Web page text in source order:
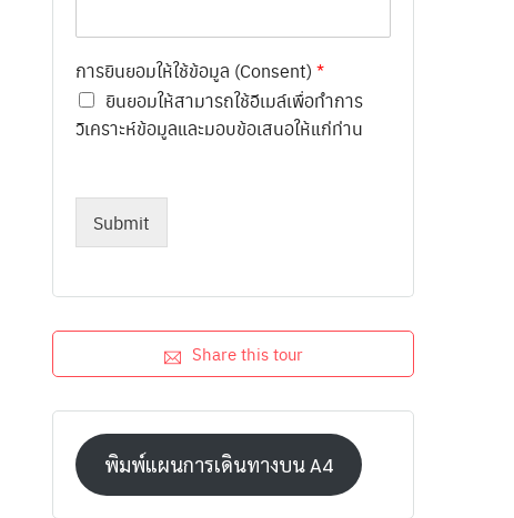
การยินยอมให้ใช้ข้อมูล (Consent)*
ยินยอมให้สามารถใช้อีเมล์เพื่อทำการ
วิเคราะห์ข้อมูลและมอบข้อเสนอให้แก่ท่าน
Submit
Share this tour
พิมพ์แผนการเดินทางบน A4